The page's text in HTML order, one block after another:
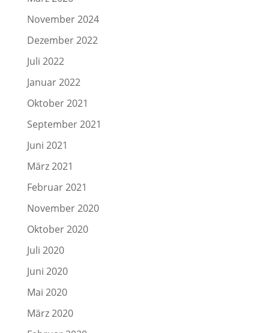
November 2024
Dezember 2022
Juli 2022
Januar 2022
Oktober 2021
September 2021
Juni 2021
März 2021
Februar 2021
November 2020
Oktober 2020
Juli 2020
Juni 2020
Mai 2020
März 2020